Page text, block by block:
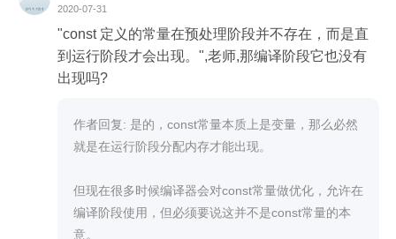
2020-07-31
"const 定义的常量在预处理阶段并不存在，而是直
到运行阶段才会出现。",老师,那编译阶段它也没有
出现吗?
作者回复: 是的，const常量本质上是变量，那么必然
就是在运行阶段分配内存才能出现。
但现在很多时候编译器会对const常量做优化，允许在
编译阶段使用，但必须要说这并不是const常量的本
意。